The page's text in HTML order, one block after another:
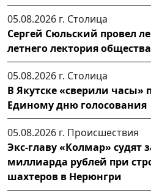
05.08.2026 г. Столица
Сергей Сюльский провел
летнего лектория
05.08.2026 г. Столица
В Якутске «сверили часы»
Единому дню голосования
05.08.2026 г. Происшествия
Экс-главу «Колмар» судят
миллиарда рублей при
шахтеров в Нерюнгри